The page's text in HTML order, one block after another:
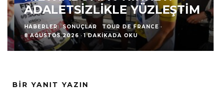
ADALETSIZLIKLE YÜZLEŞTIM
HABERLER SONUÇLAR TOUR DE FRANCE ·
8 AĞUSTOS 2026 · 1 DAKIKADA OKU
BIR YANIT YAZIN